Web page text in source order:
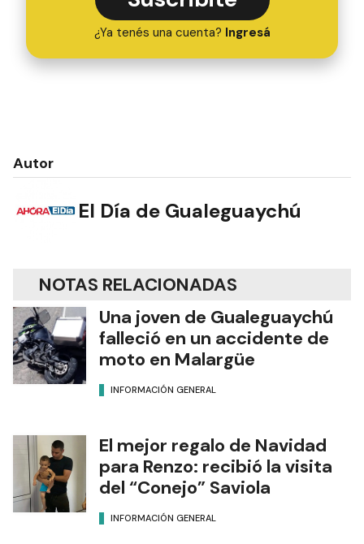
¿Ya tenés una cuenta? Ingresá
Autor
El Día de Gualeguaychú
NOTAS RELACIONADAS
Una joven de Gualeguaychú
falleció en un accidente de
moto en Malargüe
INFORMACIÓN GENERAL
El mejor regalo de Navidad
para Renzo: recibió la visita
del “Conejo” Saviola
INFORMACIÓN GENERAL